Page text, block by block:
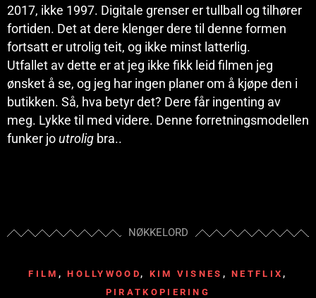
2017, ikke 1997. Digitale grenser er tullball og tilhører
fortiden. Det at dere klenger dere til denne formen
fortsatt er utrolig teit, og ikke minst latterlig.
Utfallet av dette er at jeg ikke fikk leid filmen jeg
ønsket å se, og jeg har ingen planer om å kjøpe den i
butikken. Så, hva betyr det? Dere får ingenting av
meg. Lykke til med videre. Denne forretningsmodellen
funker joutrolig bra..
NØKKELORD
FILM ,HOLLYWOOD, KIM VISNES ,NETFLIX,
PIRATKOPIERING